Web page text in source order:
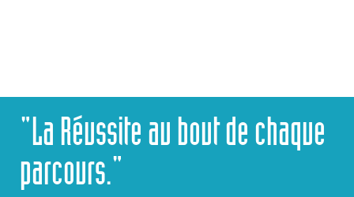
"La Réussite au bout de chaque
parcours."